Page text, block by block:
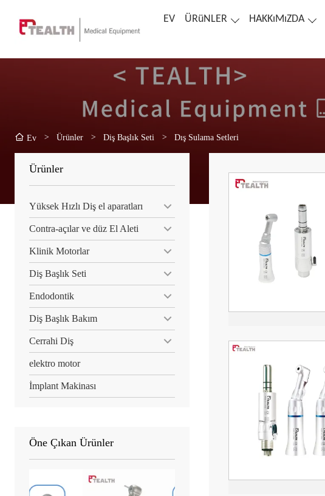
EV ÜRüNLER HAKKıMıZDA
Ev > Ürünler > Diş Başlık Seti > Dış Sulama Setleri
Ürünler
Yüksek Hızlı Diş el aparatları
Contra-açılar ve düz El Aleti
Klinik Motorlar
Diş Başlık Seti
Endodontik
Diş Başlık Bakım
Cerrahi Diş
elektro motor
İmplant Makinası
Öne Çıkan Ürünler